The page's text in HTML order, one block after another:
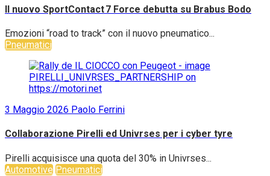
Il nuovo SportContact 7 Force debutta su Brabus Bodo
Emozioni “road to track” con il nuovo pneumatico...
Pneumatici
3 Maggio 2026 Paolo Ferrini
Collaborazione Pirelli ed Univrses per i cyber tyre
Pirelli acquisisce una quota del 30% in Univrses...
Automotive Pneumatici